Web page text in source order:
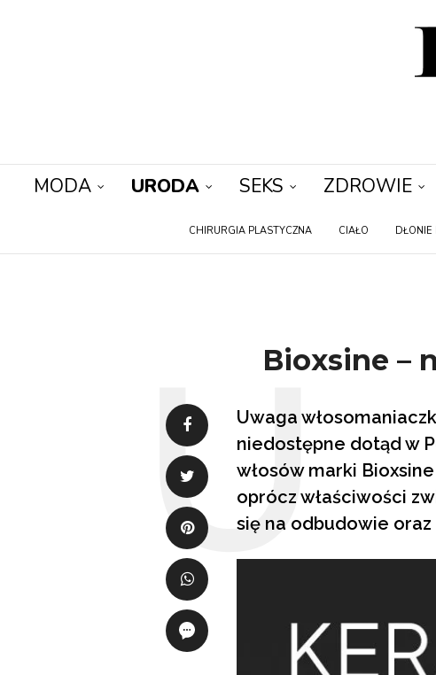
MODA URODA SEKS ZDROWIE
CHIRURGIA PLASTYCZNA CIAŁO DŁONIE
Bioxsine –
Uwaga
niedostępne dotąd w
włosów marki
oprócz właściwości
się na odbudowie